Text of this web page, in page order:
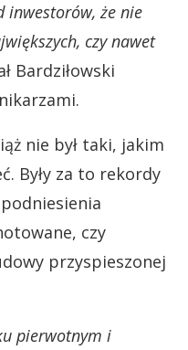
inwestorów, że nie
czy nawet
Bardziłowski
nie był taki, jakim
Były za to rekordy
czy
przyspieszonej
pierwotnym i